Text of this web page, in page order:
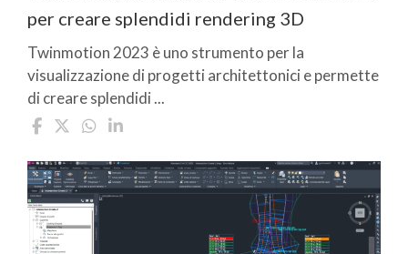
per creare splendidi rendering 3D
Twinmotion 2023 è uno strumento per la
visualizzazione di progetti architettonici e permette
di creare splendidi ...